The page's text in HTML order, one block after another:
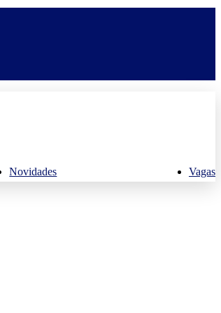
Novidades Vagas